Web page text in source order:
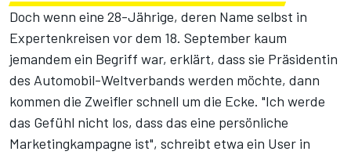
Doch wenn eine 28-Jährige, deren Name selbst in
Expertenkreisen vor dem 18. September kaum
jemandem ein Begriff war, erklärt, dass sie Präsidentin
des Automobil-Weltverbands werden möchte, dann
kommen die Zweifler schnell um die Ecke. "Ich werde
das Gefühl nicht los, dass das eine persönliche
Marketingkampagne ist", schreibt etwa ein User in